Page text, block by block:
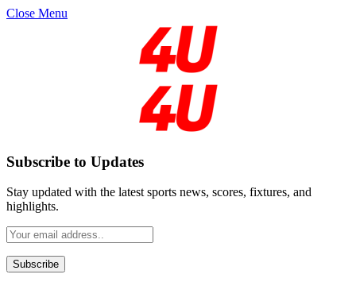
Close Menu
Subscribe to Updates
Stay updated with the latest sports news, scores, fixtures, and
highlights.